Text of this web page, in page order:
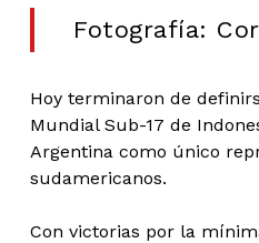
Fotografía:
Hoy terminaron de
Mundial Sub-17 de
Argentina como único
sudamericanos.
Con victorias por la